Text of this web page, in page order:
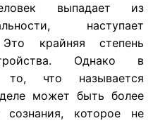
выпадает из
наступает
Это крайняя степень
Однако в
то, что называется
может быть более
сознания, которое не